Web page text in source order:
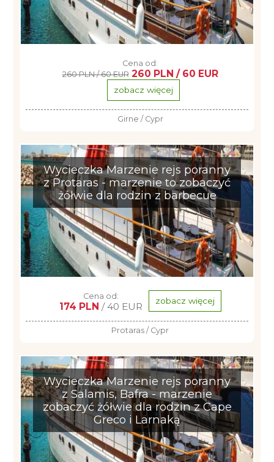
Cena od:
260 PLN / 60 EUR 260 PLN / 60 EUR
zobacz więcej
Girne / Cypr
Wycieczka Marzenie rejs poranny
z Protaras - marzenie to zobaczyć
żółwie dla rodzin z barbecue
Cena od:
174 PLN / 40 EUR zobacz więcej
Protaras / Cypr
Wycieczka Marzenie rejs poranny
z Salamis, Bafra - marzenie
zobaczyć żółwie dla rodzin z Cape
Greco i Larnaką